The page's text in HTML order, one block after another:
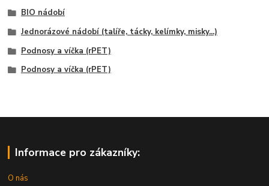
BIO nádobí
Jednorázové nádobí (talíře, tácky, kelímky, misky...)
Podnosy a víčka (rPET)
Podnosy a víčka (rPET)
Informace pro zákazníky:
O nás